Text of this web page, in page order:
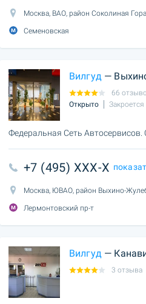
Москва, ВАО, район Соколиная
Семеновская
Вилгуд —
66
Открыто
Федеральная Сеть
+7 (495) XXX-X
Москва, ЮВАО, район Выхино-
Лермонтовский пр-т
Вилгуд —
3 отзыва